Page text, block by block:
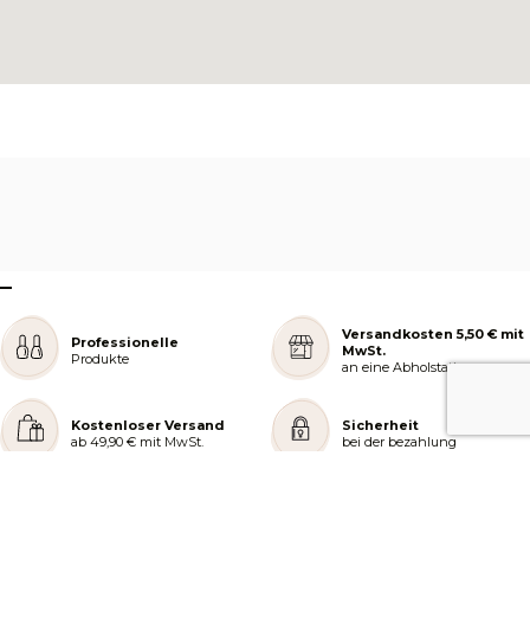
–
Professionelle
Produkte
Versandkosten 5,50 € mit
MwSt.
an eine Abholstation
Kostenloser Versand
ab 49,90 € mit MwSt.
Sicherheit
bei der bezahlung